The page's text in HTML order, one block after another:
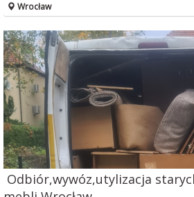
Wrocław
Odbiór,wywóz,utylizacja